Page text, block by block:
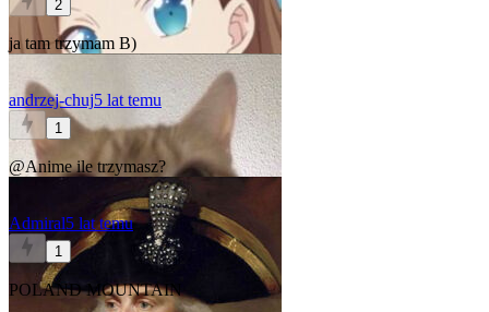
2
ja tam trzymam B)
andrzej-chuj5 lat temu
1
@Animeile trzymasz?
Admiral5 lat temu
1
POLAND MOUNTAIN